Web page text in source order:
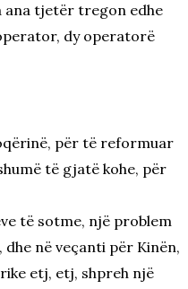
ana tjetër tregon edhe
dy operatorë
për të reformuar
të gjatë kohe, për
të sotme, një problem
në veçanti për Kinën,
etj, etj, shpreh një